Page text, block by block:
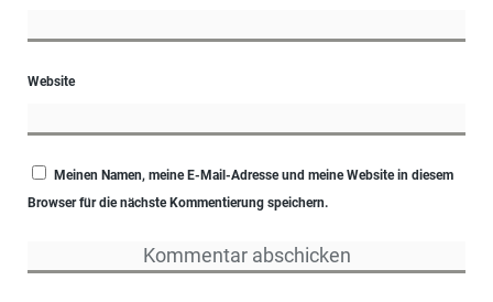
Website
Meinen Namen, meine E-Mail-Adresse und meine Website in diesem
Browser für die nächste Kommentierung speichern.